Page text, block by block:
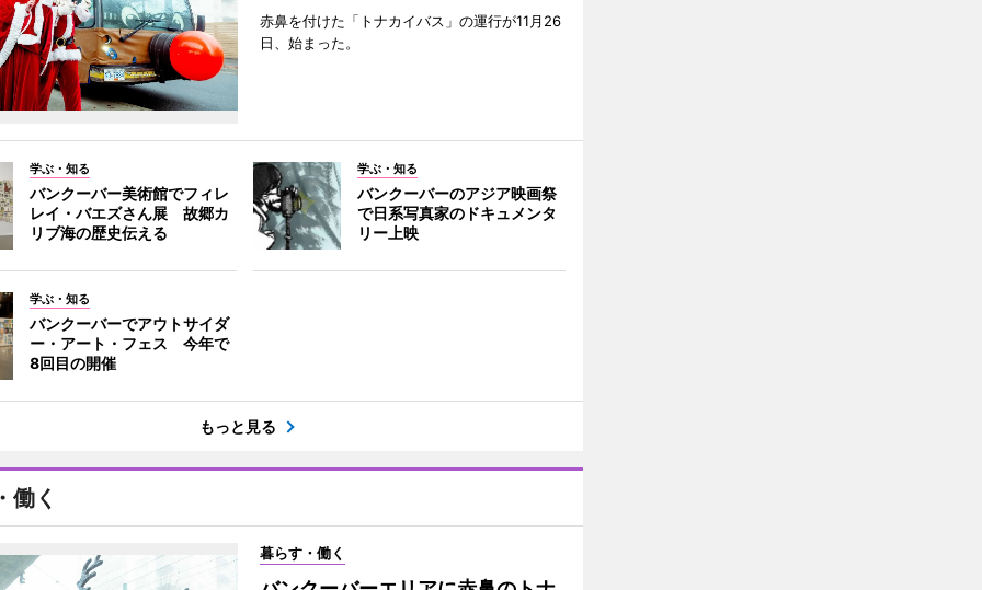
赤鼻を付けた「トナカイバス」の運行が11月26
日、始まった。
学ぶ・知る
バンクーバー美術館でフィレ
レイ・バエズさん展 故郷カ
リブ海の歴史伝える
学ぶ・知る
バンクーバーのアジア映画祭
で日系写真家のドキュメンタ
リー上映
学ぶ・知る
バンクーバーでアウトサイダ
ー・アート・フェス 今年で
8回目の開催
もっと見る
働く
暮らす・働く